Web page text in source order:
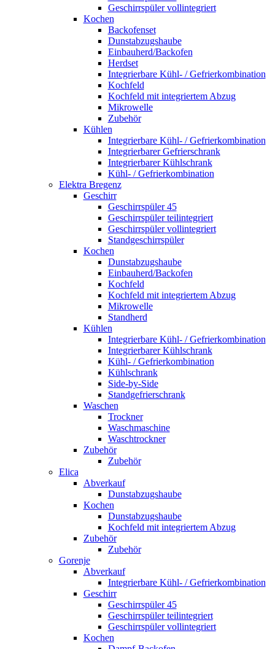
Geschirrspüler vollintegriert
Kochen
Backofenset
Dunstabzugshaube
Einbauherd/Backofen
Herdset
Integrierbare Kühl- / Gefrierkombination
Kochfeld
Kochfeld mit integriertem Abzug
Mikrowelle
Zubehör
Kühlen
Integrierbare Kühl- / Gefrierkombination
Integrierbarer Gefrierschrank
Integrierbarer Kühlschrank
Kühl- / Gefrierkombination
Elektra Bregenz
Geschirr
Geschirrspüler 45
Geschirrspüler teilintegriert
Geschirrspüler vollintegriert
Standgeschirrspüler
Kochen
Dunstabzugshaube
Einbauherd/Backofen
Kochfeld
Kochfeld mit integriertem Abzug
Mikrowelle
Standherd
Kühlen
Integrierbare Kühl- / Gefrierkombination
Integrierbarer Kühlschrank
Kühl- / Gefrierkombination
Kühlschrank
Side-by-Side
Standgefrierschrank
Waschen
Trockner
Waschmaschine
Waschtrockner
Zubehör
Zubehör
Elica
Abverkauf
Dunstabzugshaube
Kochen
Dunstabzugshaube
Kochfeld mit integriertem Abzug
Zubehör
Zubehör
Gorenje
Abverkauf
Integrierbare Kühl- / Gefrierkombination
Geschirr
Geschirrspüler 45
Geschirrspüler teilintegriert
Geschirrspüler vollintegriert
Kochen